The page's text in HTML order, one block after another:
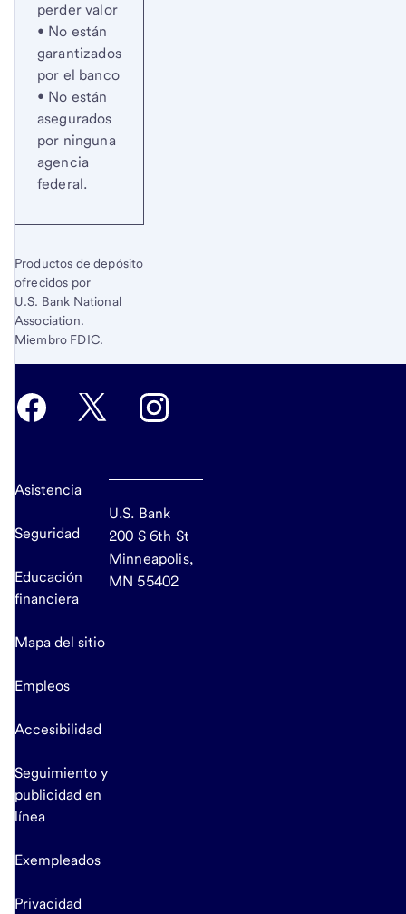
perder valor
• No están
garantizados
por el banco
• No están
asegurados
por ninguna
agencia
federal.
Productos de depósito
ofrecidos por
U.S. Bank National
Association.
Miembro FDIC.
Asistencia
Seguridad
Educación
financiera
Mapa del sitio
Empleos
Accesibilidad
Seguimiento y
publicidad en
línea
Exempleados
Privacidad
U.S. Bank
200 S 6th St
Minneapolis,
MN 55402